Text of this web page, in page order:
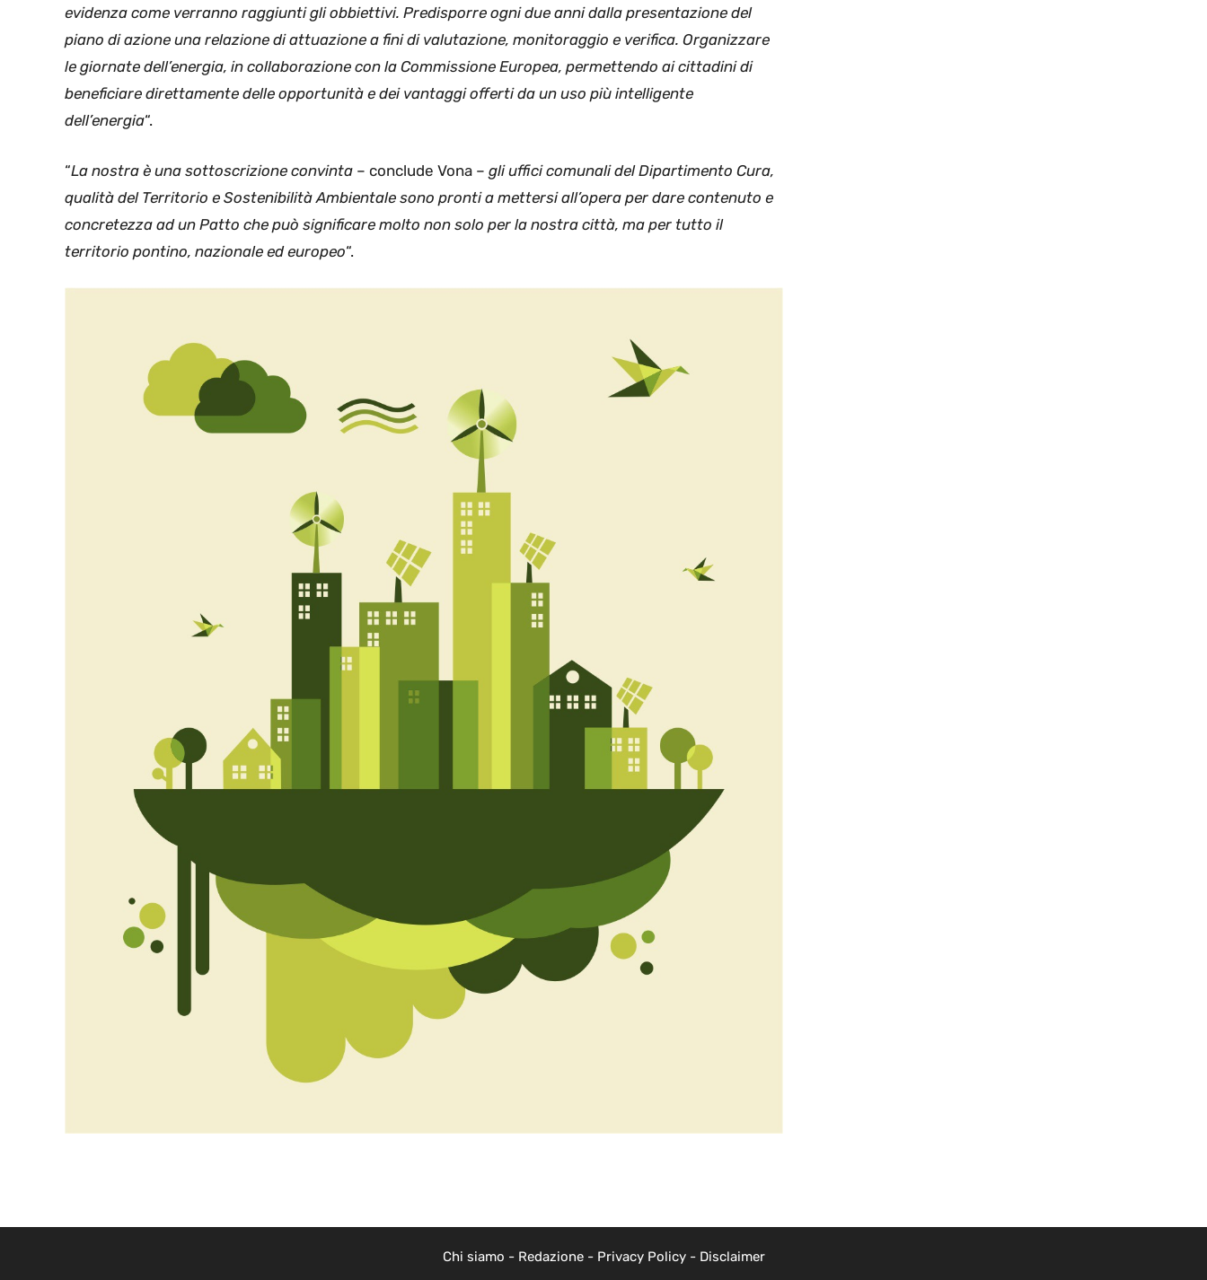
evidenza come verranno raggiunti gli obbiettivi. Predisporre ogni due anni dalla presentazione del
piano di azione una relazione di attuazione a fini di valutazione, monitoraggio e verifica. Organizzare
le giornate dell’energia, in collaborazione con la Commissione Europea, permettendo ai cittadini di
beneficiare direttamente delle opportunità e dei vantaggi offerti da un uso più intelligente
dell’energia“.
“La nostra è una sottoscrizione convinta – conclude Vona – gli uffici comunali del Dipartimento Cura,
qualità del Territorio e Sostenibilità Ambientale sono pronti a mettersi all’opera per dare contenuto e
concretezza ad un Patto che può significare molto non solo per la nostra città, ma per tutto il
territorio pontino, nazionale ed europeo“.
Chi siamo - Redazione- Privacy Policy- Disclaimer